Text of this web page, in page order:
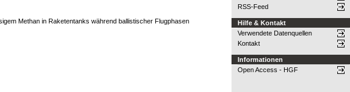
Methan in Raketentanks während ballistischer Flugphasen
RSS-Feed
Hilfe & Kontakt
Verwendete Datenquellen
Kontakt
Informationen
Open Access - HGF